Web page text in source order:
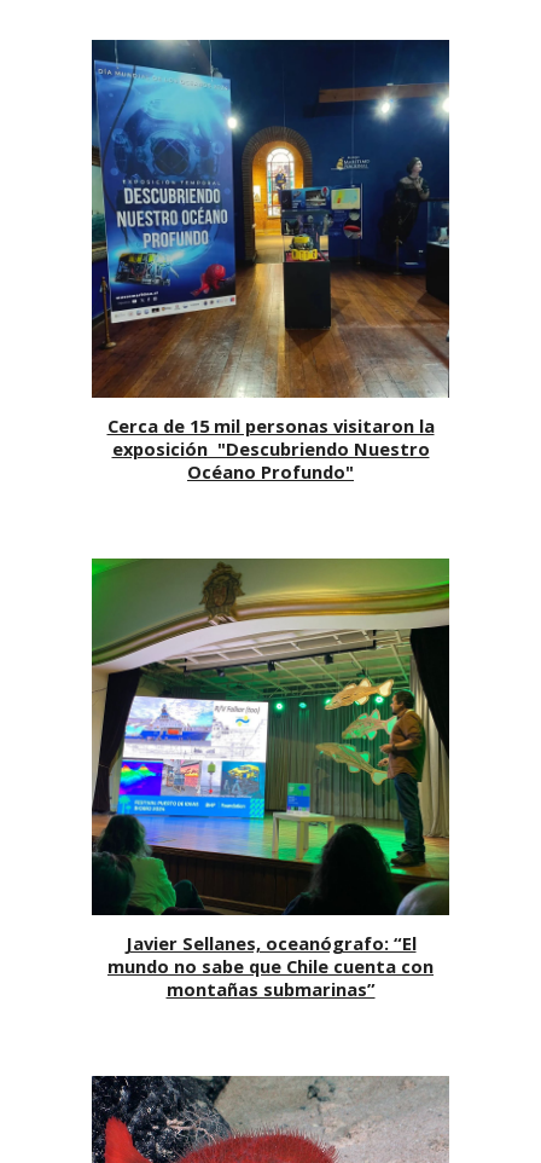
Cerca de 15 mil personas visitaron la
exposición "Descubriendo Nuestro
Océano Profundo"
Javier Sellanes, oceanógrafo: “El
mundo no sabe que Chile cuenta con
montañas submarinas”